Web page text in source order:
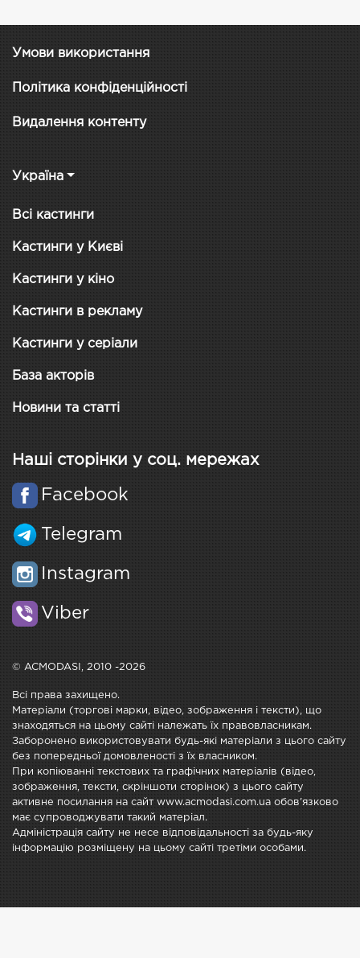
Умови використання
Політика конфіденційності
Видалення контенту
Україна
Всі кастинги
Кастинги у Києві
Кастинги у кіно
Кастинги в рекламу
Кастинги у серіали
База акторів
Новини та статті
Наші сторінки у соц. мережах
Facebook
Telegram
Instagram
Viber
© ACMODASI, 2010 -2026
Всі права захищено.
Матеріали (торгові марки, відео, зображення і тексти), що
знаходяться на цьому сайті належать їх правовласникам.
Заборонено використовувати будь-які матеріали з цього сайту
без попередньої домовленості з їх власником.
При копіюванні текстових та графічних матеріалів (відео,
зображення, тексти, скріншоти сторінок) з цього сайту
активне посилання на сайт www.acmodasi.com.ua обов'язково
має супроводжувати такий матеріал.
Адміністрація сайту не несе відповідальності за будь-яку
інформацію розміщену на цьому сайті третіми особами.